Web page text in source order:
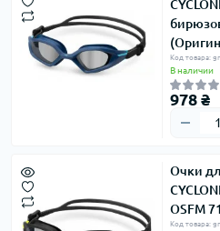
Код товара:
В наличии
978 ₴
Очки
OSFM
Код товара: